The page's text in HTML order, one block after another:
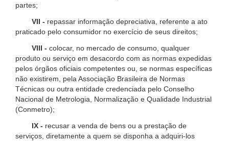
partes;
VII - repassar informação depreciativa, referente a ato
praticado pelo consumidor no exercício de seus direitos;
VIII - colocar, no mercado de consumo, qualquer
produto ou serviço em desacordo com as normas expedidas
pelos órgãos oficiais competentes ou, se normas específicas
não existirem, pela Associação Brasileira de Normas
Técnicas ou outra entidade credenciada pelo Conselho
Nacional de Metrologia, Normalização e Qualidade Industrial
(Conmetro);
IX - recusar a venda de bens ou a prestação de
serviços, diretamente a quem se disponha a adquiri-los